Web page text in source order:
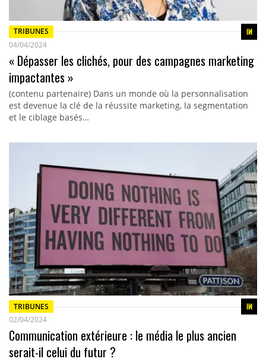
TRIBUNES
04/04/2024
« Dépasser les clichés, pour des campagnes marketing
impactantes »
(contenu partenaire) Dans un monde où la personnalisation
est devenue la clé de la réussite marketing, la segmentation
et le ciblage basés…
TRIBUNES
02/04/2024
Communication extérieure : le média le plus ancien
serait-il celui du futur ?